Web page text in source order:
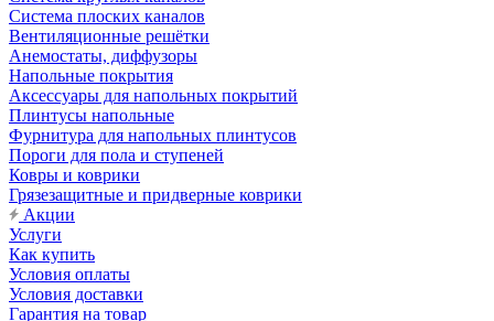
Система плоских каналов
Вентиляционные решётки
Анемостаты, диффузоры
Напольные покрытия
Аксессуары для напольных покрытий
Плинтусы напольные
Фурнитура для напольных плинтусов
Пороги для пола и ступеней
Ковры и коврики
Грязезащитные и придверные коврики
Акции
Услуги
Как купить
Условия оплаты
Условия доставки
Гарантия на товар